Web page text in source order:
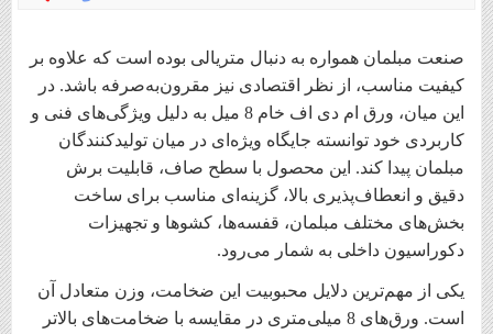
صنعت مبلمان همواره به دنبال متریالی بوده است که علاوه بر
کیفیت مناسب، از نظر اقتصادی نیز مقرون‌به‌صرفه باشد. در
این میان، ورق ام دی اف خام 8 میل به دلیل ویژگی‌های فنی و
کاربردی خود توانسته جایگاه ویژه‌ای در میان تولیدکنندگان
مبلمان پیدا کند. این محصول با سطح صاف، قابلیت برش
دقیق و انعطاف‌پذیری بالا، گزینه‌ای مناسب برای ساخت
بخش‌های مختلف مبلمان، قفسه‌ها، کشوها و تجهیزات
دکوراسیون داخلی به شمار می‌رود.
یکی از مهم‌ترین دلایل محبوبیت این ضخامت، وزن متعادل آن
است. ورق‌های 8 میلی‌متری در مقایسه با ضخامت‌های بالاتر